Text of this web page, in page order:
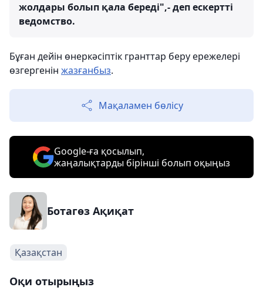
жолдары болып қала береді",- деп ескертті
ведомство.
Бұған дейін өнеркәсіптік гранттар беру ережелері
өзгергенін жазғанбыз.
Мақаламен бөлісу
Google-ға қосылып,
жаңалықтарды бірінші болып оқыңыз
Ботагөз Ақиқат
Қазақстан
Оқи отырыңыз